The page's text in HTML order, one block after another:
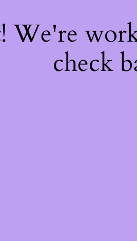
We're
check